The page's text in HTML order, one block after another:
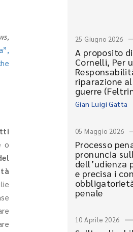
o
25 Giugno 2026
A proposito
Cornelli, Per
riparazione
guerre
Gian Luigi Gatta
05 Maggio 2026
Processo
pronuncia
dell’udienza
e precisa i
penale
10 Aprile 2026